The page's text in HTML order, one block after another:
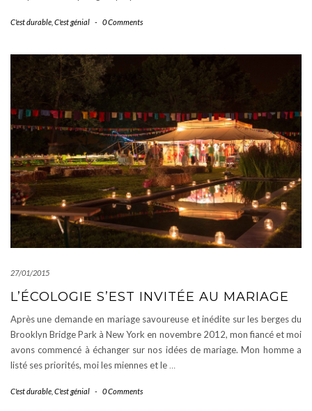
C'est durable C'est génial - 0 Comments
27/01/2015
L’ÉCOLOGIE S’EST INVITÉE AU MARIAGE
Après une demande en mariage savoureuse et inédite sur les berges du
Brooklyn Bridge Park à New York en novembre 2012, mon fiancé et moi
avons commencé à échanger sur nos idées de mariage. Mon homme a
listé ses priorités, moi les miennes et le …
C'est durable C'est génial - 0 Comments